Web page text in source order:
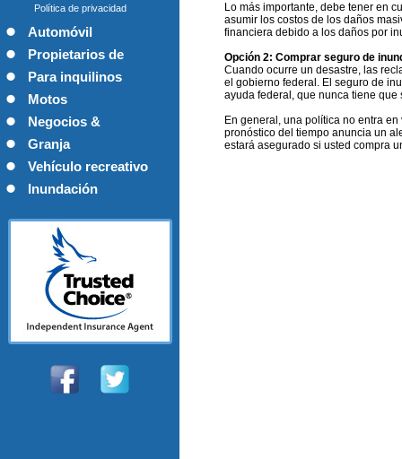
Política de privacidad
Automóvil
Propietarios de
viviendas
Para inquilinos
Motos
Negocios &
comercial
Granja
Vehículo recreativo
Inundación
Lo más importante, debe tener en
asumir los costos de los daños
financiera debido a los daños por
Opción 2: Comprar seguro de
Cuando ocurre un desastre, las
el gobierno federal. El seguro de
ayuda federal, que nunca tiene que
En general, una política no entra
pronóstico del tiempo anuncia un
estará asegurado si usted compra